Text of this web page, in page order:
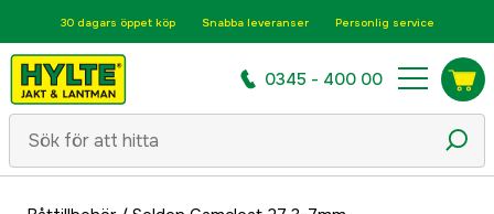
30 dagars öppet köp Snabba leveranser Personlig service
0345 - 400 00